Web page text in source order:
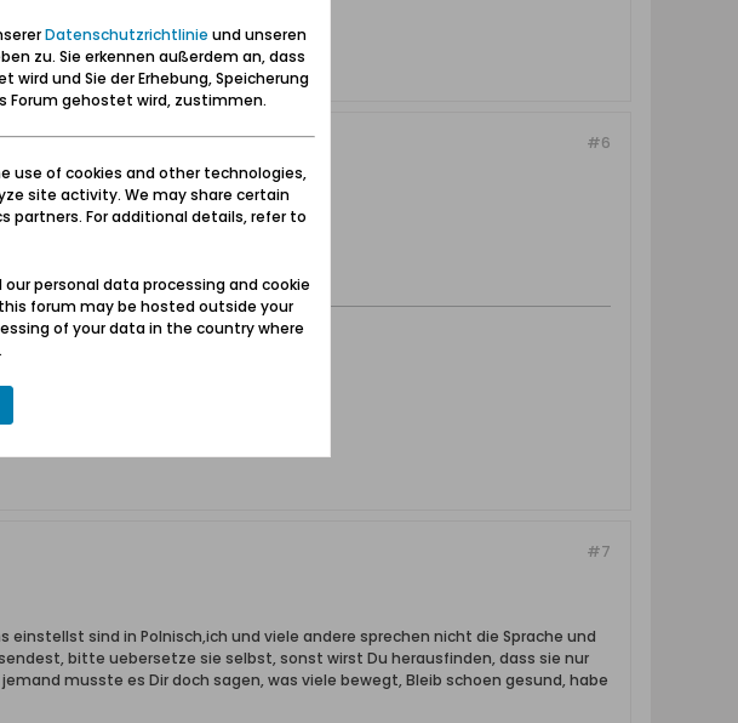
#6
#7
einstellst sind in Polnisch,ich und viele andere sprechen nicht die Sprache und
bitte uebersetze sie selbst, sonst wirst Du herausfinden, dass sie nur
musste es Dir doch sagen, was viele bewegt, Bleib schoen gesund, habe
Datenschutzrichtlinie und unseren
zu. Sie erkennen außerdem an, dass
und Sie der Erhebung, Speicherung
Forum gehostet wird, zustimmen.
use of cookies and other technologies,
site activity. We may share certain
partners. For additional details, refer to
personal data processing and cookie
forum may be hosted outside your
of your data in the country where